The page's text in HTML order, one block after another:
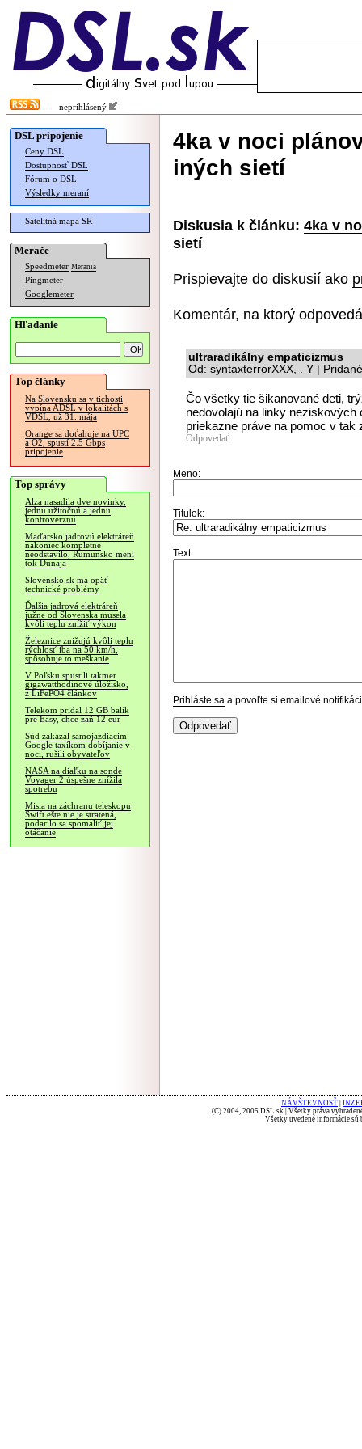
neprihlásený
DSL pripojenie
Ceny DSL
Dostupnosť DSL
Fórum o DSL
Výsledky meraní
Satelitná mapa SR
Merače
Speedmeter Merania
Pingmeter
Googlemeter
Hľadanie
Top články
Na Slovensku sa v tichosti
vypína ADSL v lokalitách s
VDSL, už 31. mája
Orange sa doťahuje na UPC
a O2, spustí 2.5 Gbps
pripojenie
Top správy
Alza nasadila dve novinky,
jednu užitočnú a jednu
kontroverznú
Maďarsko jadrovú elektráreň
nakoniec kompletne
neodstavilo, Rumunsko mení
tok Dunaja
Slovensko.sk má opäť
technické problémy
Ďalšia jadrová elektráreň
južne od Slovenska musela
kvôli teplu znížiť výkon
Železnice znižujú kvôli teplu
rýchlosť iba na 50 km/h,
spôsobuje to meškanie
V Poľsku spustili takmer
gigawatthodinové úložisko,
z LiFePO4 článkov
Telekom pridal 12 GB balík
pre Easy, chce zaň 12 eur
Súd zakázal samojazdiacim
Google taxíkom dobíjanie v
noci, rušili obyvateľov
NASA na diaľku na sonde
Voyager 2 úspešne znížila
spotrebu
Misia na záchranu teleskopu
Swift ešte nie je stratená,
podarilo sa spomaliť jej
otáčanie
4ka v noci
iných sietí
Diskusia k článku: 4ka v
sietí
Prispievajte do diskusií ako
Komentár, na ktorý
ultraradikálny empaticizmus
Od: syntaxterrorXXX, . Y |
Čo všetky tie šikanované deti,
nedovolajú na linky neziskových
priekazne práve na pomoc v tak
Odpovedať
Meno:
Titulok:
Text:
Prihláste sa a povoľte si emailové
NÁVŠTEVNOSŤ
(C) 2004, 2005 DSL.sk | Všetky práva
Všetky uvedené informácie sú